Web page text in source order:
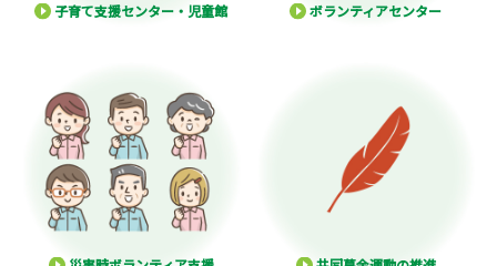
子育て支援センター・児童館 ボランティアセンター